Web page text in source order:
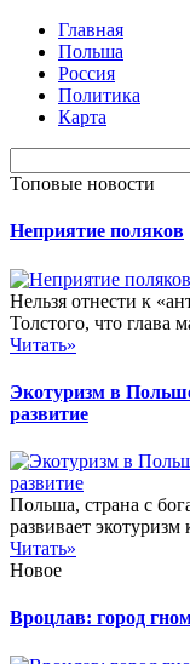
Главная
Польша
Россия
Политика
Карта
Топовые новости
Неприятие поляков
Нельзя отнести к
Толстого, что глава
Читать»
Экотуризм в
развитие
Польша, страна с
развивает
Читать»
Новое
Вроцлав: город